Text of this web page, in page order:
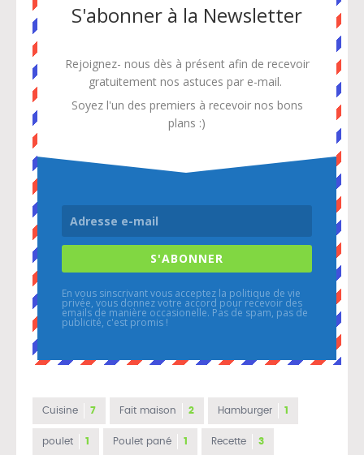
S'abonner à la Newsletter
Rejoignez- nous dès à présent afin de recevoir
gratuitement nos astuces par e-mail.
Soyez l'un des premiers à recevoir nos bons
plans :)
S'ABONNER
En vous sinscrivant vous acceptez la politique de vie
privée, vous donnez votre accord pour recevoir des
emails de manière occasionelle. Pas de spam, pas de
publicité, c'est promis !
Cuisine 7 Fait maison 2 Hamburger 1
poulet 1 Poulet pané 1 Recette 3